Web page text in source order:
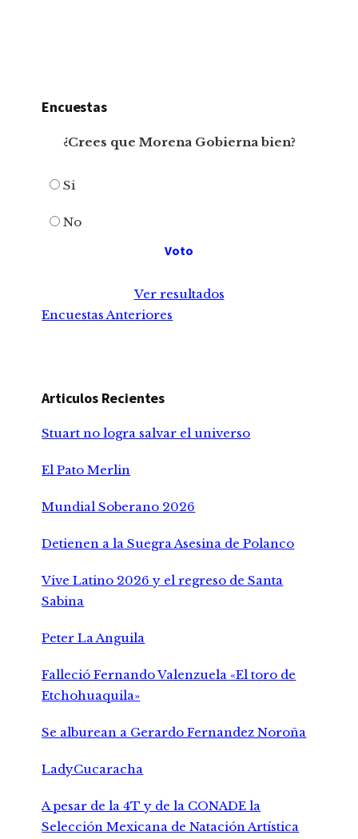
Encuestas
¿Crees que Morena Gobierna bien?
Si
No
Ver resultados
Encuestas Anteriores
Articulos Recientes
Stuart no logra salvar el universo
El Pato Merlin
Mundial Soberano 2026
Detienen a la Suegra Asesina de Polanco
Vive Latino 2026 y el regreso de Santa
Sabina
Peter La Anguila
Falleció Fernando Valenzuela «El toro de
Etchohuaquila»
Se alburean a Gerardo Fernandez Noroña
LadyCucaracha
A pesar de la 4T y de la CONADE la
Selección Mexicana de Natación Artística